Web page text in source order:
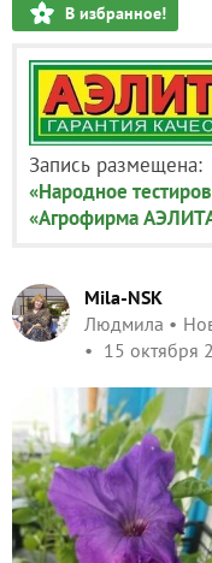
В избранное!
Запись размещена:
«Народное
«Агрофирма
Mila-NSK
Людмила
15 октября